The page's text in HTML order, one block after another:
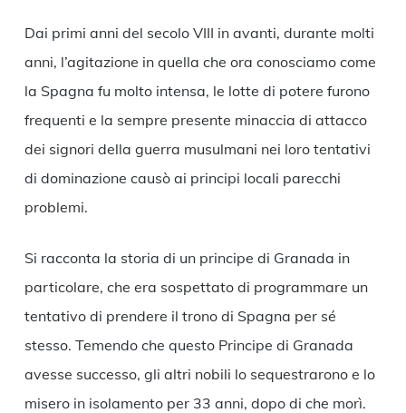
Dai primi anni del secolo VIII in avanti, durante molti
anni, l’agitazione in quella che ora conosciamo come
la Spagna fu molto intensa, le lotte di potere furono
frequenti e la sempre presente minaccia di attacco
dei signori della guerra musulmani nei loro tentativi
di dominazione causò ai principi locali parecchi
problemi.
Si racconta la storia di un principe di Granada in
particolare, che era sospettato di programmare un
tentativo di prendere il trono di Spagna per sé
stesso. Temendo che questo Principe di Granada
avesse successo, gli altri nobili lo sequestrarono e lo
misero in isolamento per 33 anni, dopo di che morì.